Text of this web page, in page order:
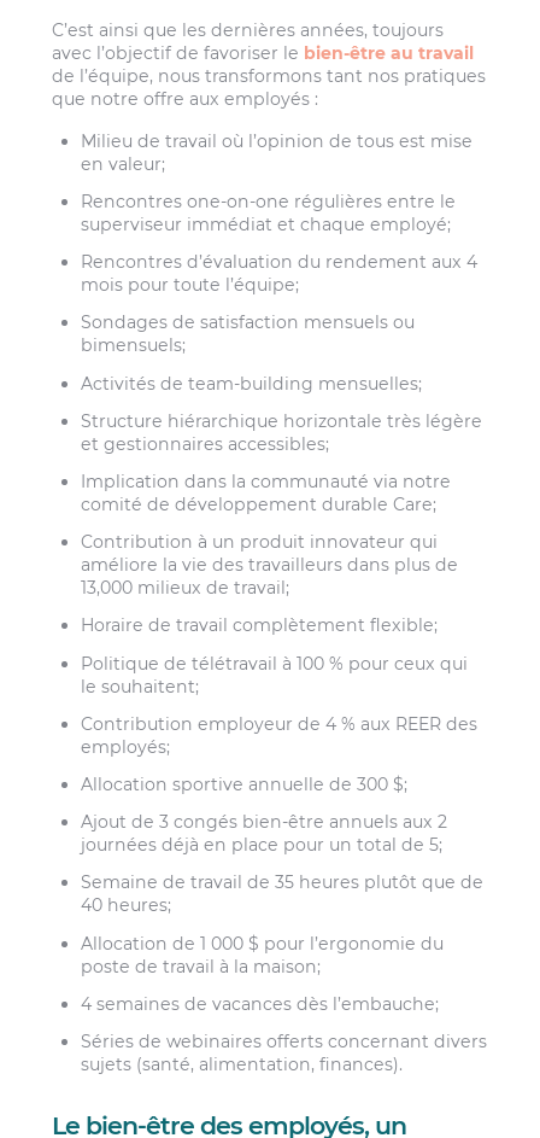
C’est ainsi que les dernières années, toujours
avec l’objectif de favoriser le bien-être au travail
de l’équipe, nous transformons tant nos pratiques
que notre offre aux employés :
Milieu de travail où l’opinion de tous est mise
en valeur;
Rencontres one-on-one régulières entre le
superviseur immédiat et chaque employé;
Rencontres d’évaluation du rendement aux 4
mois pour toute l’équipe;
Sondages de satisfaction mensuels ou
bimensuels;
Activités de team-building mensuelles;
Structure hiérarchique horizontale très légère
et gestionnaires accessibles;
Implication dans la communauté via notre
comité de développement durable Care;
Contribution à un produit innovateur qui
améliore la vie des travailleurs dans plus de
13,000 milieux de travail;
Horaire de travail complètement flexible;
Politique de télétravail à 100 % pour ceux qui
le souhaitent;
Contribution employeur de 4 % aux REER des
employés;
Allocation sportive annuelle de 300 $;
Ajout de 3 congés bien-être annuels aux 2
journées déjà en place pour un total de 5;
Semaine de travail de 35 heures plutôt que de
40 heures;
Allocation de 1 000 $ pour l’ergonomie du
poste de travail à la maison;
4 semaines de vacances dès l’embauche;
Séries de webinaires offerts concernant divers
sujets (santé, alimentation, finances).
Le bien-être des employés, un